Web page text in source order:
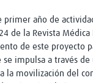
primer año de
de la Revista Médica
de este proyecto
se impulsa a través
la movilización del